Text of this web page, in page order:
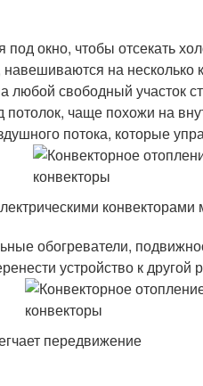
под окно, чтобы отсекать
навешиваются на несколько
любой свободный участок
потолок, чаще похожи на
потока, которые
обогреватели,
устройство к другой
передвижение